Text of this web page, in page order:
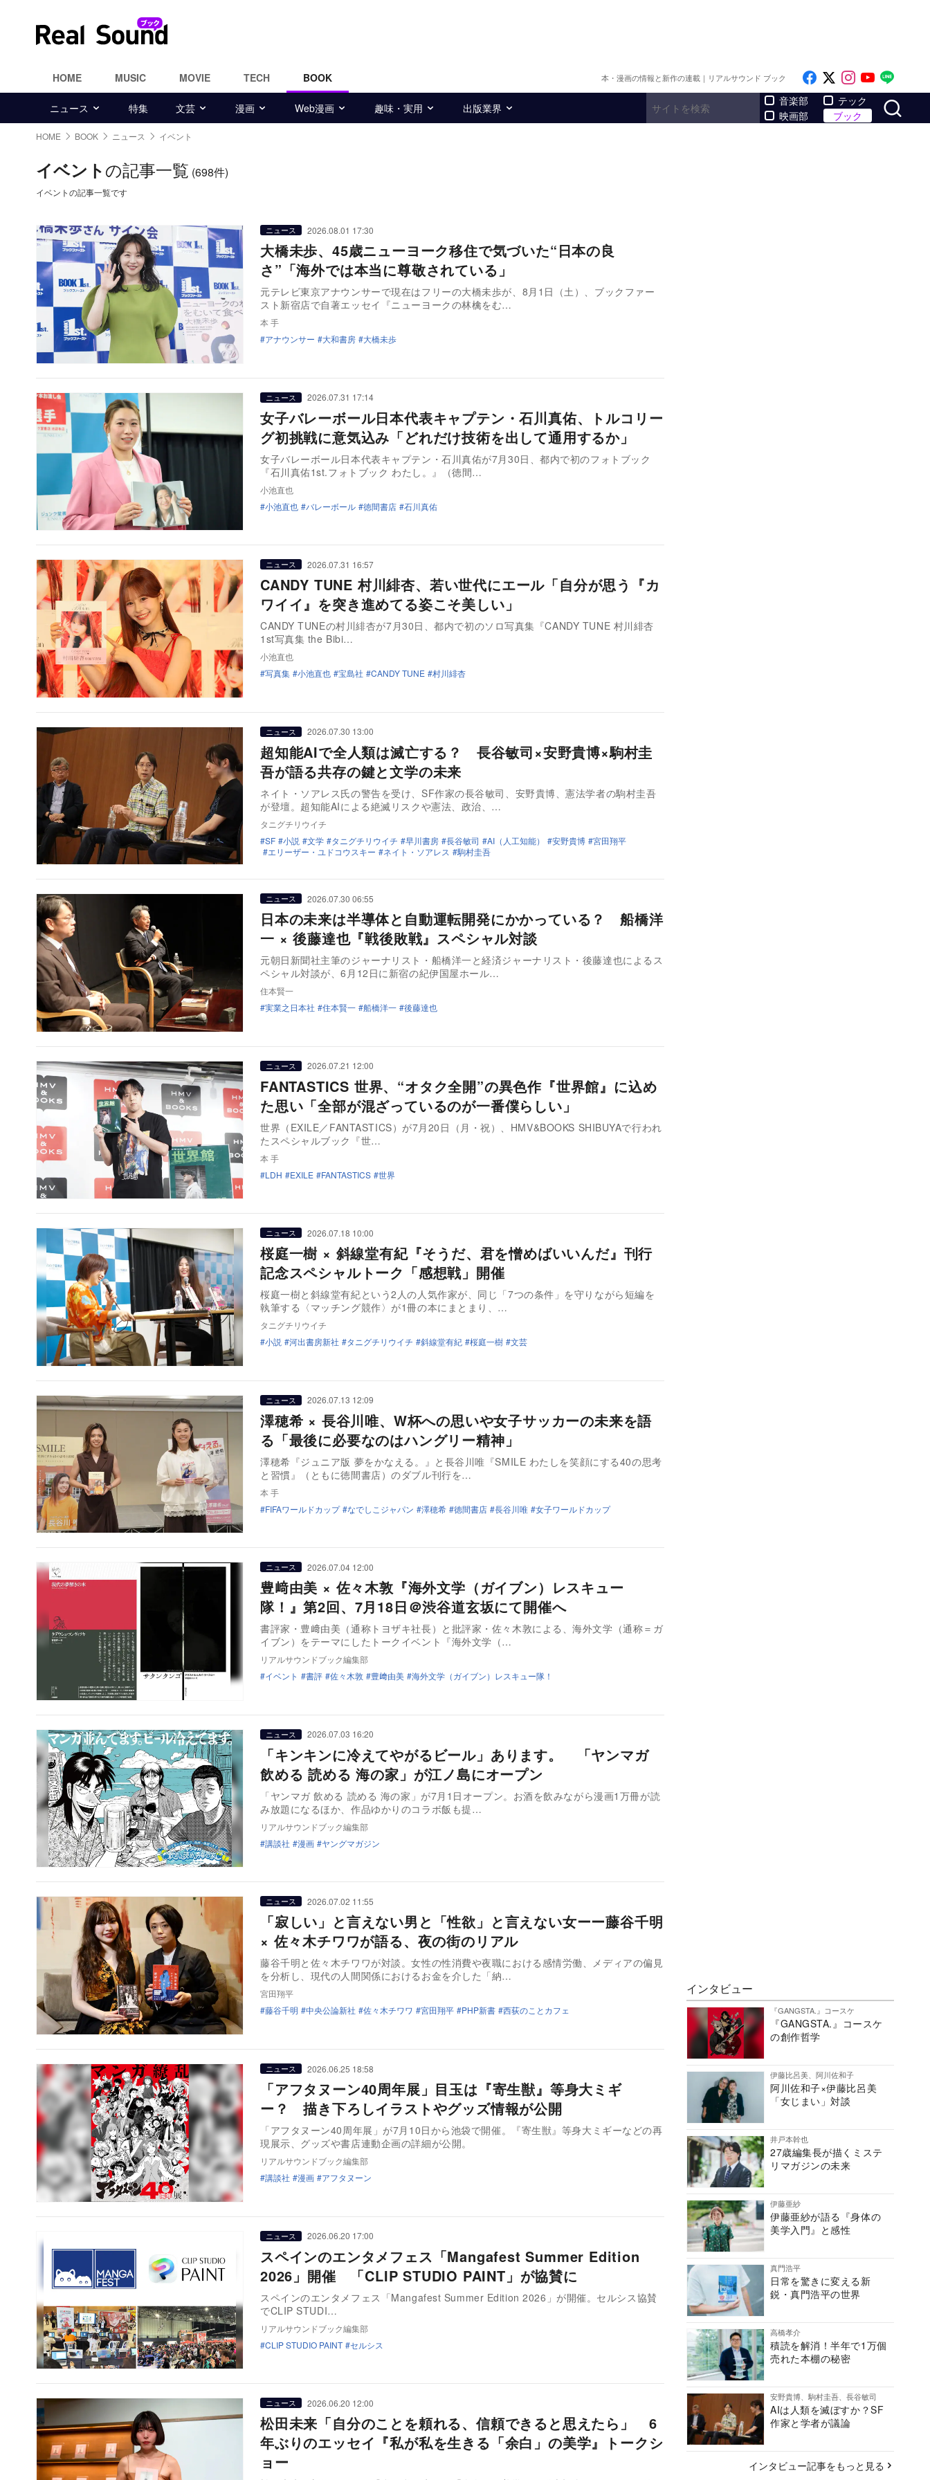
HOME MUSIC MOVIE TECH BOOK 本・漫画の情報と新作の連載｜リアルサウンド ブック Like on Facebook
Follow on x
Follow on
Follow
ニュース 特集 文芸 漫画 Web漫画 趣味・実用 出版業界
音楽部
映画部
テック
ブック
HOME BOOK ニュース イベント
イベントの記事一覧 (698件)
イベントの記事一覧です
ニュース 2026.08.01 17:30
大橋未歩、45歳ニューヨーク移住で気づいた“日本の良
さ”「海外では本当に尊敬されている」
元テレビ東京アナウンサーで現在はフリーの大橋未歩が、8月1日（土）、ブックファー
スト新宿店で自著エッセイ『ニューヨークの林檎をむ…
本 手
アナウンサー
大和書房 大橋未歩
ニュース 2026.07.31 17:14
女子バレーボール日本代表キャプテン・石川真佑、トルコリー
グ初挑戦に意気込み「どれだけ技術を出して通用するか」
女子バレーボール日本代表キャプテン・石川真佑が7月30日、都内で初のフォトブック
『石川真佑1st.フォトブック わたし。』（徳間…
小池直也
小池直也
バレーボール 徳間書店 石川真佑
ニュース 2026.07.31 16:57
CANDY TUNE 村川緋杏、若い世代にエール「自分が思う『カ
ワイイ』を突き進めてる姿こそ美しい」
CANDY TUNEの村川緋杏が7月30日、都内で初のソロ写真集『CANDY TUNE 村川緋杏
1st写真集 the Bibi…
小池直也
写真集
小池直也 宝島社 CANDY TUNE 村川緋杏
ニュース 2026.07.30 13:00
超知能AIで全人類は滅亡する？ 長谷敏司×安野貴博×駒村圭
吾が語る共存の鍵と文学の未来
ネイト・ソアレス氏の警告を受け、SF作家の長谷敏司、安野貴博、憲法学者の駒村圭吾
が登壇。超知能AIによる絶滅リスクや憲法、政治、…
タニグチリウイチ
SF
小説 文学 タニグチリウイチ 早川書房 長谷敏司 AI（人工知能） 安野貴博
宮田翔平
エリーザー・ユドコウスキー
ネイト・ソアレス 駒村圭吾
ニュース 2026.07.30 06:55
日本の未来は半導体と自動運転開発にかかっている？ 船橋洋
一 × 後藤達也『戦後敗戦』スペシャル対談
元朝日新聞社主筆のジャーナリスト・船橋洋一と経済ジャーナリスト・後藤達也によるス
ペシャル対談が、6月12日に新宿の紀伊国屋ホール…
住本賢一
実業之日本社
住本賢一 船橋洋一 後藤達也
ニュース 2026.07.21 12:00
FANTASTICS 世界、“オタク全開”の異色作『世界館』に込め
た思い「全部が混ざっているのが一番僕らしい」
世界（EXILE／FANTASTICS）が7月20日（月・祝）、HMV&BOOKS SHIBUYAで行われ
たスペシャルブック『世…
本 手
LDH
EXILE FANTASTICS 世界
ニュース 2026.07.18 10:00
桜庭一樹 × 斜線堂有紀『そうだ、君を憎めばいいんだ』刊行
記念スペシャルトーク「感想戦」開催
桜庭一樹と斜線堂有紀という2人の人気作家が、同じ「7つの条件」を守りながら短編を
執筆する〈マッチング競作〉が1冊の本にまとまり、…
タニグチリウイチ
小説
河出書房新社 タニグチリウイチ 斜線堂有紀 桜庭一樹 文芸
ニュース 2026.07.13 12:09
澤穂希 × 長谷川唯、W杯への思いや女子サッカーの未来を語
る「最後に必要なのはハングリー精神」
澤穂希『ジュニア版 夢をかなえる。』と長谷川唯『SMILE わたしを笑顔にする40の思考
と習慣』（ともに徳間書店）のダブル刊行を…
本 手
FIFAワールドカップ
なでしこジャパン 澤穂希 徳間書店 長谷川唯 女子ワールドカップ
ニュース 2026.07.04 12:00
豊﨑由美 × 佐々木敦『海外文学（ガイブン）レスキュー
隊！』第2回、7月18日＠渋谷道玄坂にて開催へ
書評家・豊﨑由美（通称トヨザキ社長）と批評家・佐々木敦による、海外文学（通称＝ガ
イブン）をテーマにしたトークイベント『海外文学（…
リアルサウンドブック編集部
イベント
書評 佐々木敦 豊﨑由美 海外文学（ガイブン）レスキュー隊！
ニュース 2026.07.03 16:20
「キンキンに冷えてやがるビール」あります。 「ヤンマガ
飲める 読める 海の家」が江ノ島にオープン
「ヤンマガ 飲める 読める 海の家」が7月1日オープン。お酒を飲みながら漫画1万冊が読
み放題になるほか、作品ゆかりのコラボ飯も提…
リアルサウンドブック編集部
講談社
漫画 ヤングマガジン
ニュース 2026.07.02 11:55
「寂しい」と言えない男と「性欲」と言えない女ーー藤谷千明
× 佐々木チワワが語る、夜の街のリアル
藤谷千明と佐々木チワワが対談。女性の性消費や夜職における感情労働、メディアの偏見
を分析し、現代の人間関係におけるお金を介した「納…
宮田翔平
藤谷千明
中央公論新社 佐々木チワワ 宮田翔平 PHP新書 西荻のことカフェ
ニュース 2026.06.25 18:58
「アフタヌーン40周年展」目玉は『寄生獣』等身大ミギ
ー？ 描き下ろしイラストやグッズ情報が公開
「アフタヌーン40周年展」が7月10日から池袋で開催。『寄生獣』等身大ミギーなどの再
現展示、グッズや書店連動企画の詳細が公開。
リアルサウンドブック編集部
講談社
漫画 アフタヌーン
ニュース 2026.06.20 17:00
スペインのエンタメフェス「Mangafest Summer Edition
2026」開催 「CLIP STUDIO PAINT」が協賛に
スペインのエンタメフェス「Mangafest Summer Edition 2026」が開催。セルシス協賛
でCLIP STUDI…
リアルサウンドブック編集部
CLIP STUDIO PAINT
セルシス
ニュース 2026.06.20 12:00
松田未来「自分のことを頼れる、信頼できると思えたら」 6
年ぶりのエッセイ『私が私を生きる「余白」の美学』トークシ
ョー
インタビュー
『GANGSTA.』コースケ
『GANGSTA.』コースケ
の創作哲学
伊藤比呂美、阿川佐和子
阿川佐和子×伊藤比呂美
「女じまい」対談
井戸本幹也
27歳編集長が描くミステ
リマガジンの未来
伊藤亜紗
伊藤亜紗が語る『身体の
美学入門』と感性
真門浩平
日常を驚きに変える新
鋭・真門浩平の世界
高橋孝介
積読を解消！半年で1万個
売れた本棚の秘密
安野貴博、駒村圭吾、長谷敏司
AIは人類を滅ぼすか？SF
作家と学者が議論
インタビュー記事をもっと見る